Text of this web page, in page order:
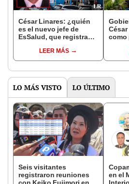
César Linares: ¿quién
es el nuevo jefe de
EsSalud, que registra
homicidio y más?
LEER MÁS
como
LO MÁS VISTO LO ÚLTIMO
Seis visitantes
registraron reuniones
en el